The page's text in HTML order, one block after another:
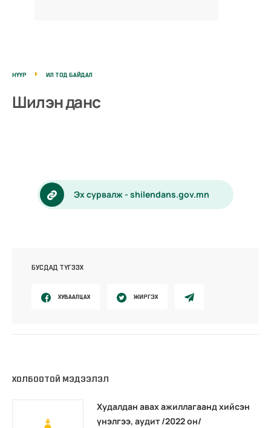
НҮҮР ИЛ ТОД БАЙДАЛ
Шилэн данс
Эх сурвалж - shilendans.gov.mn
БУСДАД ТҮГЭЭХ
ХУВААЛЦАХ ЖИРГЭХ
ХОЛБООТОЙ МЭДЭЭЛЭЛ
Худалдан авах ажиллагаанд хийсэн
үнэлгээ, аудит /2022 он/